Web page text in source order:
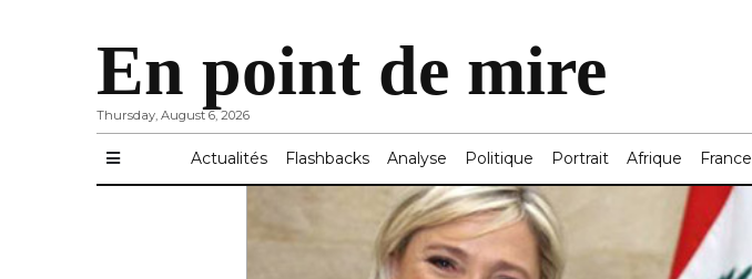
Thursday, August 6, 2026
En point de mire
Actualités Flashbacks Analyse Politique Portrait Afrique France